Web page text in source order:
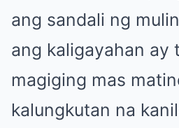
ang sandali ng
ang kaligayahan ay
magiging mas
kalungkutan na